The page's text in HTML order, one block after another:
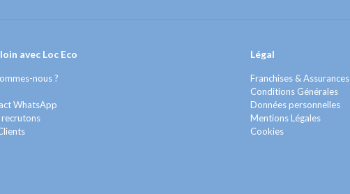
avec Loc Eco
nous ?
WhatsApp
recrutons
Légal
Franchises & Assurances
Conditions Générales
Données personnelles
Mentions Légales
Cookies